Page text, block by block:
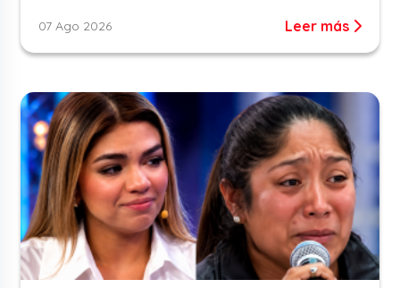
07 Ago 2026 Leer más